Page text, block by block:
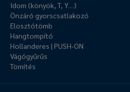
Idom (könyök, T, Y…)
Önzáró gyorscsatlakozó
Elosztótömb
Hangtompító
Hollanderes | PUSH-ON
Vágógyűrűs
Tömítés